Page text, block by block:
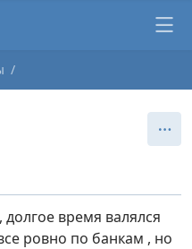
время валялся
ровно по банкам , но